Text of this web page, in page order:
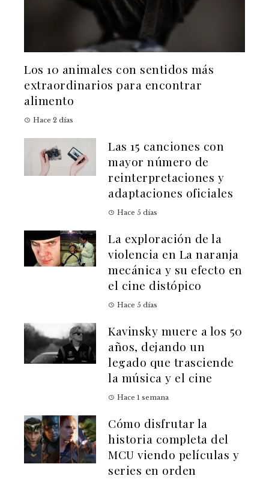
Los 10 animales con sentidos más
extraordinarios para encontrar
alimento
Hace 2 días
Las 15 canciones con
mayor número de
reinterpretaciones y
adaptaciones oficiales
Hace 5 días
La exploración de la
violencia en La naranja
mecánica y su efecto en
el cine distópico
Hace 5 días
Kavinsky muere a los 50
años, dejando un
legado que trasciende
la música y el cine
Hace 1 semana
Cómo disfrutar la
historia completa del
MCU viendo películas y
series en orden